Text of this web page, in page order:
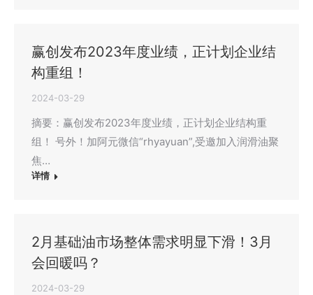
赢创发布2023年度业绩，正计划企业结
构重组！
2024-03-29
摘要：赢创发布2023年度业绩，正计划企业结构重
组！ 号外！加阿元微信“rhyayuan”,受邀加入润滑油聚
焦…
详情
2月基础油市场整体需求明显下滑！3月
会回暖吗？
2024-03-29